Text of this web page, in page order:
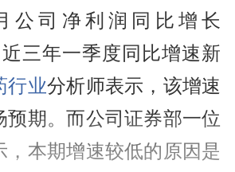
公司净利润同比增长
近三年一季度同比增速新
行业分析师表示，该增速
预期。而公司证券部一位
，本期增速较低的原因是